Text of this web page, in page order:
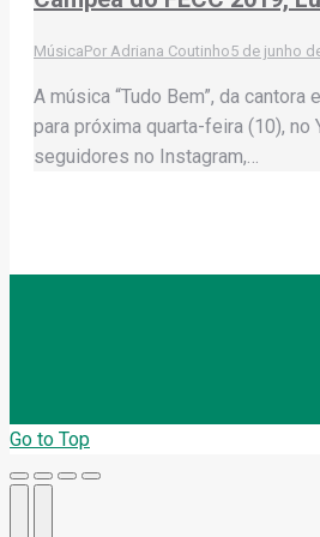
MúsicaPor Adriana Coutinho5 de junho
A música “Tudo Bem”, da
para próxima quarta-feira (10),
seguidores no Instagram,…
Go to Top